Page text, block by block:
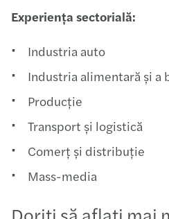
Experiența sectorială:​
Industria auto​​
Industria alimentară și a
Producție​​
Transport și logistică​​
Comerț și distribuție​​
Mass-media​​